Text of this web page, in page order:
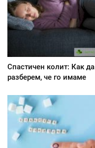
Спастичен колит: Как да
разберем, че го имаме